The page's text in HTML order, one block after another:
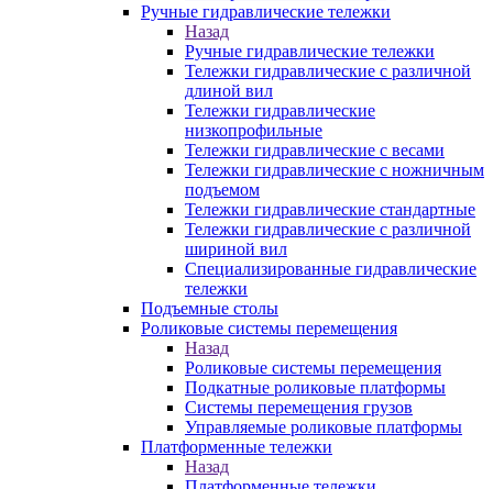
Ручные гидравлические тележки
Назад
Ручные гидравлические тележки
Тележки гидравлические с различной
длиной вил
Тележки гидравлические
низкопрофильные
Тележки гидравлические с весами
Тележки гидравлические с ножничным
подъемом
Тележки гидравлические стандартные
Тележки гидравлические с различной
шириной вил
Специализированные гидравлические
тележки
Подъемные столы
Роликовые системы перемещения
Назад
Роликовые системы перемещения
Подкатные роликовые платформы
Системы перемещения грузов
Управляемые роликовые платформы
Платформенные тележки
Назад